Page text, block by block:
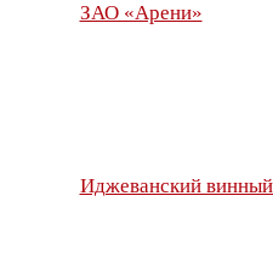
ЗАО «Арени»
Иджеванский